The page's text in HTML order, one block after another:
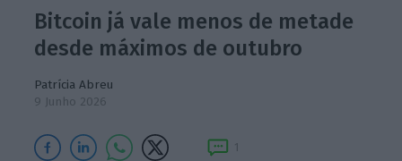
Bitcoin já vale menos de metade
desde máximos de outubro
Patrícia Abreu
9 Junho 2026
1